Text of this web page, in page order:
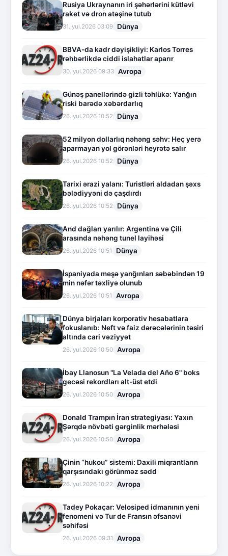
Rusiya Ukraynanın iri şəhərlərini kütləvi
raket və dron atəşinə tutub
31.İyul.2026 03:09 Dünya
BBVA-da kadr dəyişikliyi: Karlos Torres
rəhbərlikdə ciddi islahatlar aparır
30.İyul.2026 09:33 Avropa
Günəş panellərində gizli təhlükə: Yanğın
riski barədə xəbərdarlıq
26.İyul.2026 10:52 Dünya
52 milyon dollarlıq nəhəng səhv: Heç yerə
aparmayan yol görənləri heyrətə salır
26.İyul.2026 10:52 Dünya
Tarixi ərazi yalanı: Turistləri aldadan şəxs
bələdiyyəni də çaşdırdı
26.İyul.2026 10:52 Dünya
And dağları yarılır: Argentina və Çili
arasında nəhəng tunel layihəsi
26.İyul.2026 10:51 Dünya
İspaniyada meşə yanğınları səbəbindən 19
min nəfər təxliyə olunub
26.İyul.2026 10:51 Avropa
Dünya birjaları korporativ hesabatlara
fokuslanıb: Neft və faiz dərəcələrinin təsiri
altında cari vəziyyət
26.İyul.2026 10:50 Avropa
İbay Llanosun "La Velada del Año 6" boks
gecəsi rekordları alt-üst etdi
26.İyul.2026 10:50 Avropa
Donald Trampın İran strategiyası: Yaxın
Şərqdə növbəti gərginlik mərhələsi
26.İyul.2026 10:50 Avropa
Çinin “hukou” sistemi: Daxili miqrantların
qarşısındakı görünməz sədd
26.İyul.2026 10:22 Avropa
Tadey Pokaçar: Velosiped idmanının yeni
fenomeni və Tur de Fransın əfsanəvi
səhifəsi
26.İyul.2026 09:31 Avropa